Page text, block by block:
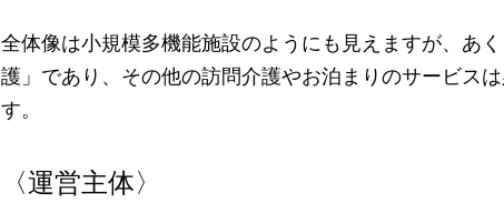
全体像は小規模多機能施設のようにも見えますが、あ
護」であり、その他の訪問介護やお泊まりのサービス
す。
〈運営主体〉